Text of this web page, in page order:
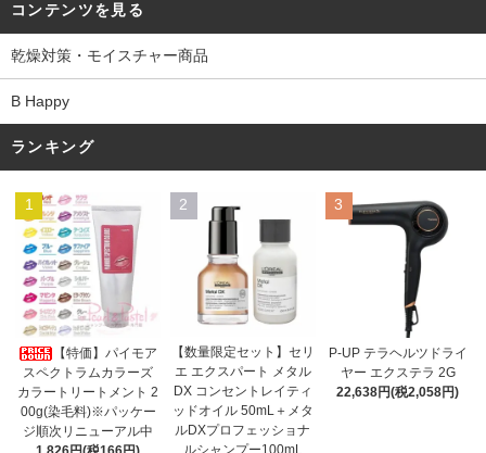
コンテンツを見る
乾燥対策・モイスチャー商品
B Happy
ランキング
1
【特価】パイモア
スペクトラムカラーズ
カラートリートメント 2
00g(染毛料)※パッケー
ジ順次リニューアル中
2
【数量限定セット】セリ
エ エクスパート メタル
DX コンセントレイティ
ッドオイル 50mL＋メタ
ルDXプロフェッショナ
3
P-UP テラヘルツドライ
ヤー エクステラ 2G
22,638円(税2,058円)